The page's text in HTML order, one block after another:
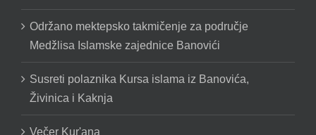
Održano mektepsko takmičenje za područje
Medžlisa Islamske zajednice Banovići
Susreti polaznika Kursa islama iz Banovića,
Živinica i Kaknja
Večer Kur'ana